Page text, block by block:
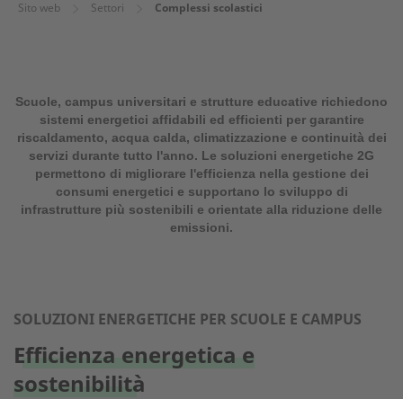
Sito web Settori Complessi scolastici
Scuole, campus universitari e strutture educative richiedono
sistemi energetici affidabili ed efficienti per garantire
riscaldamento, acqua calda, climatizzazione e continuità dei
servizi durante tutto l'anno. Le soluzioni energetiche 2G
permettono di migliorare l'efficienza nella gestione dei
consumi energetici e supportano lo sviluppo di
infrastrutture più sostenibili e orientate alla riduzione delle
emissioni.
SOLUZIONI ENERGETICHE PER SCUOLE E CAMPUS
Efficienza energetica e
sostenibilità